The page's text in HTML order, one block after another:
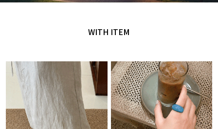
GET IT TODAY
WITH ITEM